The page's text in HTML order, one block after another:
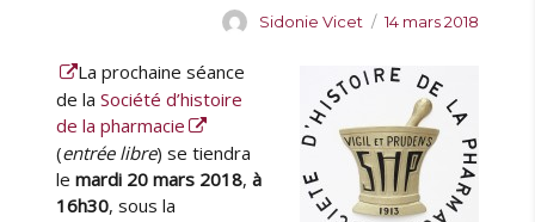
a
i
a
n
ASidonie Vicet
P
b
é
l
e
14 mars 2018
La prochaine séance
de laSociété d’histoire
de la pharmacie
(entrée libre) se tiendra
lemardi 20 mars 2018, à
16h30, sous la